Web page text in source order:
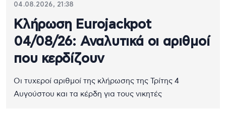
04.08.2026, 21:38
Κλήρωση Eurojackpot
04/08/26: Αναλυτικά οι αριθμοί
που κερδίζουν
Οι τυχεροί αριθμοί της κλήρωσης της Τρίτης 4
Αυγούστου και τα κέρδη για τους νικητές